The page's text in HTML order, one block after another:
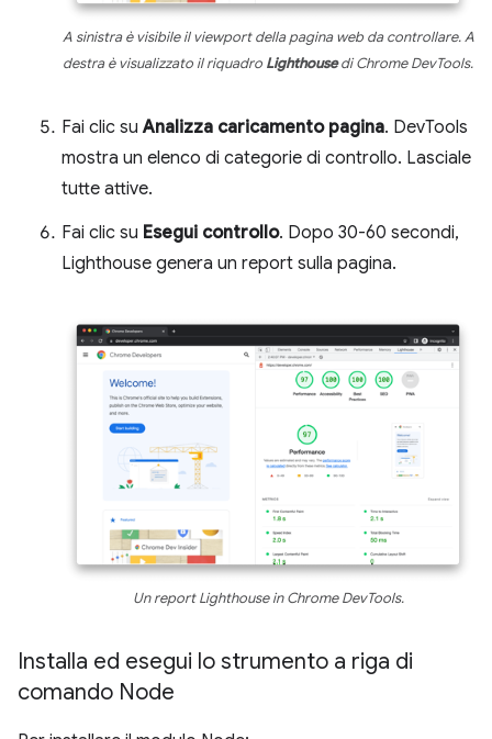
A sinistra è visibile il viewport della pagina web da controllare. A
destra è visualizzato il riquadro Lighthousedi Chrome DevTools.
Fai clic suAnalizza caricamento pagina. DevTools
mostra un elenco di categorie di controllo. Lasciale
tutte attive.
Fai clic su Esegui controllo. Dopo 30-60 secondi,
Lighthouse genera un report sulla pagina.
Un report Lighthouse in Chrome DevTools.
Installa ed esegui lo strumento a riga di
comando Node